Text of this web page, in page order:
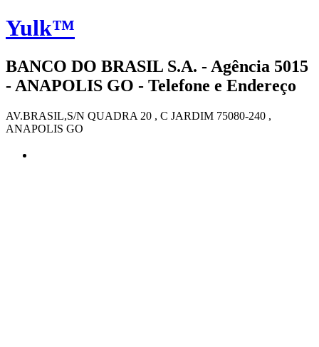
Yulk™
BANCO DO BRASIL S.A. - Agência 5015
- ANAPOLIS GO - Telefone e Endereço
AV.BRASIL,S/N QUADRA 20 , C JARDIM 75080-240 ,
ANAPOLIS GO